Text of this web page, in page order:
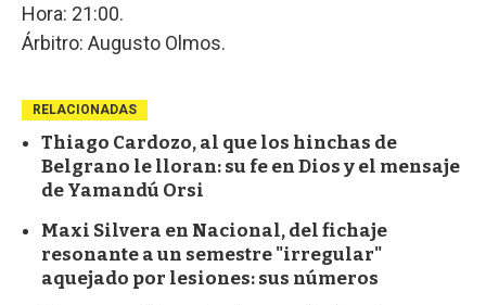
Hora: 21:00.
Árbitro: Augusto Olmos.
RELACIONADAS
Thiago Cardozo, al que los hinchas de
Belgrano le lloran: su fe en Dios y el mensaje
de Yamandú Orsi
Maxi Silvera en Nacional, del fichaje
resonante a un semestre "irregular"
aquejado por lesiones: sus números